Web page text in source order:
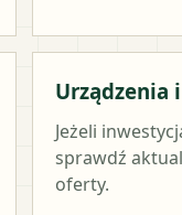
Urządzenia
Jeżeli
sprawdź
oferty.